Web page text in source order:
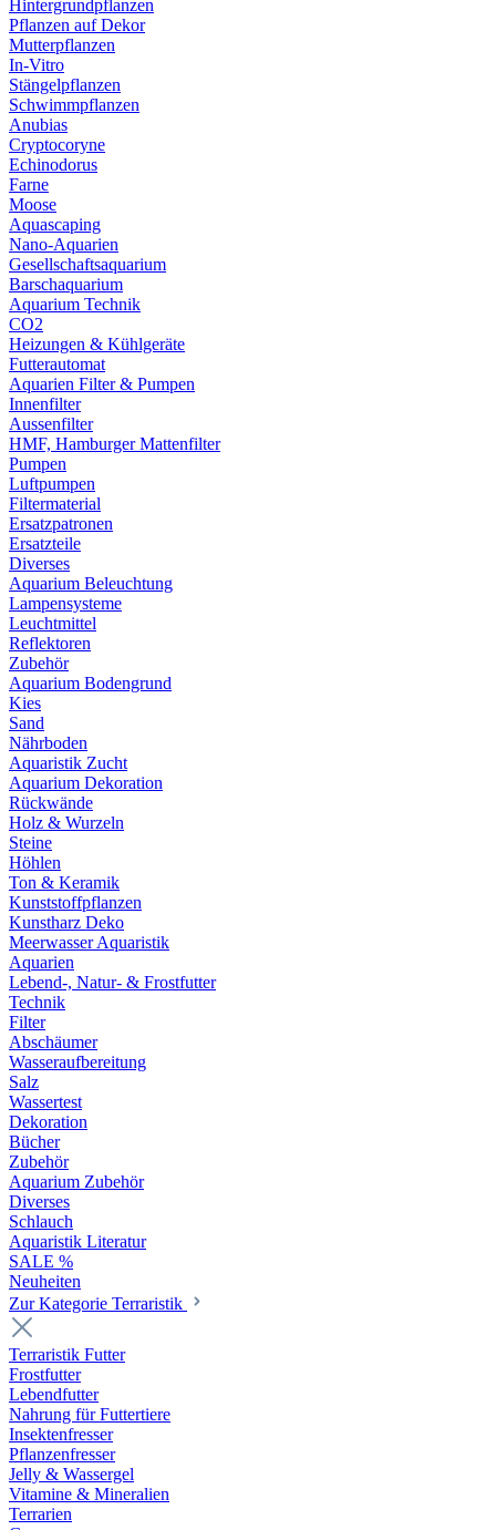
Hintergrundpflanzen
Pflanzen auf Dekor
Mutterpflanzen
In-Vitro
Stängelpflanzen
Schwimmpflanzen
Anubias
Cryptocoryne
Echinodorus
Farne
Moose
Aquascaping
Nano-Aquarien
Gesellschaftsaquarium
Barschaquarium
Aquarium Technik
CO2
Heizungen & Kühlgeräte
Futterautomat
Aquarien Filter & Pumpen
Innenfilter
Aussenfilter
HMF, Hamburger Mattenfilter
Pumpen
Luftpumpen
Filtermaterial
Ersatzpatronen
Ersatzteile
Diverses
Aquarium Beleuchtung
Lampensysteme
Leuchtmittel
Reflektoren
Zubehör
Aquarium Bodengrund
Kies
Sand
Nährboden
Aquaristik Zucht
Aquarium Dekoration
Rückwände
Holz & Wurzeln
Steine
Höhlen
Ton & Keramik
Kunststoffpflanzen
Kunstharz Deko
Meerwasser Aquaristik
Aquarien
Lebend-, Natur- & Frostfutter
Technik
Filter
Abschäumer
Wasseraufbereitung
Salz
Wassertest
Dekoration
Bücher
Zubehör
Aquarium Zubehör
Diverses
Schlauch
Aquaristik Literatur
SALE %
Neuheiten
Zur Kategorie Terraristik
Terraristik Futter
Frostfutter
Lebendfutter
Nahrung für Futtertiere
Insektenfresser
Pflanzenfresser
Jelly & Wassergel
Vitamine & Mineralien
Terrarien